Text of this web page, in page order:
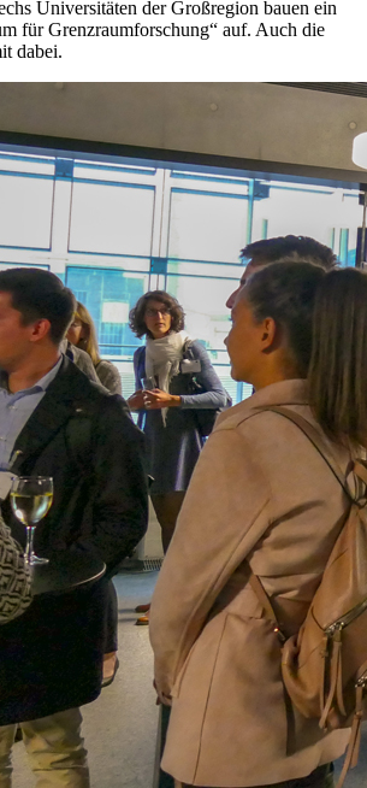
Universitäten der Großregion bauen ein
für Grenzraumforschung“ auf. Auch die
dabei.